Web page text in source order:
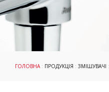
ГОЛОВНА: ПРОДУКЦІЯ : ЗМІШУВАЧІ :